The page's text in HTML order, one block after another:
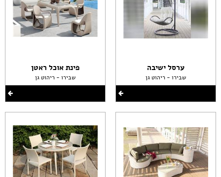
ערסל ישיבה
שבירו - ריהוט גן
פינת אוכל ראטן
שבירו - ריהוט גן